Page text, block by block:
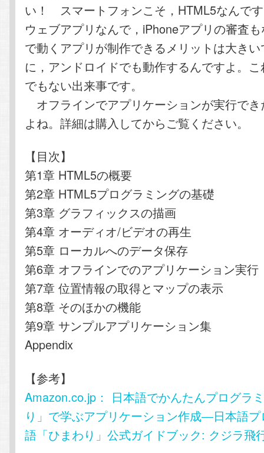
い！ スマートフォンこそ，HTML5なんで
ウェブアプリなんで，iPhoneアプリの審査
で動くアプリが制作できるメリットは大き
に，アンドロイドでも動作するんですよ。
でもない出来事です。
オフラインでアプリケーションが実行で
よね。詳細は購入してからご覧ください。
【目次】
第1章 HTML5の概要
第2章 HTML5プログラミングの基礎
第3章 グラフィックスの描画
第4章 オーディオ/ビデオの再生
第5章 ローカルへのデータ保存
第6章 オフラインでのアプリケーション実行
第7章 位置情報の取得とマップの表示
第8章 そのほかの機能
第9章 サンプルアプリケーション集
Appendix
【参考】
Amazon.co.jp： 日本語でかんたんプログラ
り」で学ぶアプリケーション作成―日本語
語「ひまわり」公式ガイドブック: クジラ飛